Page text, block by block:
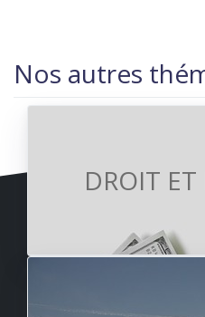
Nos autres
DROIT ET